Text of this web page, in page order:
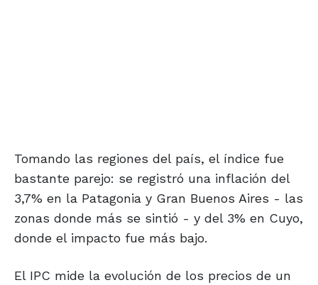
Tomando las regiones del país, el índice fue
bastante parejo: se registró una inflación del
3,7% en la Patagonia y Gran Buenos Aires - las
zonas donde más se sintió - y del 3% en Cuyo,
donde el impacto fue más bajo.
El IPC mide la evolución de los precios de un